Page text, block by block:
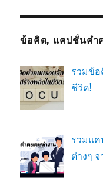
ข้อคิด, แคปชั่นคำ
รวมข้อ
ชีวิต!
รวมแ
ต่างๆ